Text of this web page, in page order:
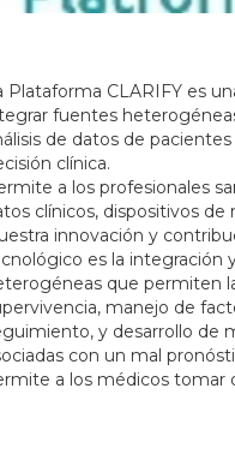
Plataforma CLARIFY es
fuentes
de datos de
clínica.
a los profesionales
clínicos, dispositivos
innovación y
es la integración
que permiten
manejo de
y desarrollo de
con un mal
a los médicos tomar